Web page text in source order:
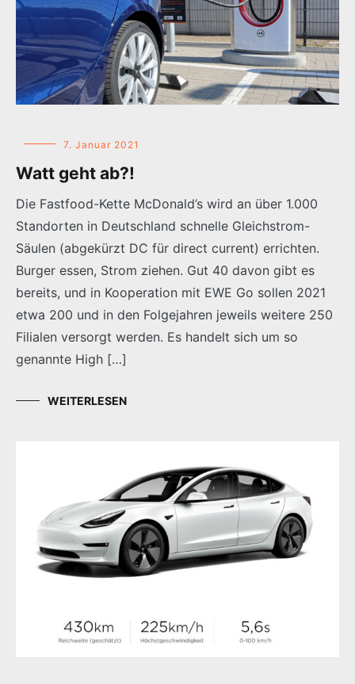
7. Januar 2021
Watt geht ab?!
Die Fastfood-Kette McDonald’s wird an über 1.000
Standorten in Deutschland schnelle Gleichstrom-
Säulen (abgekürzt DC für direct current) errichten.
Burger essen, Strom ziehen. Gut 40 davon gibt es
bereits, und in Kooperation mit EWE Go sollen 2021
etwa 200 und in den Folgejahren jeweils weitere 250
Filialen versorgt werden. Es handelt sich um so
genannte High […]
WEITERLESEN